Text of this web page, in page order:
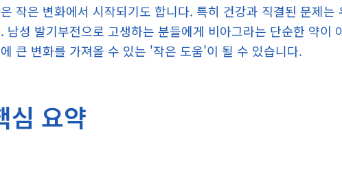
작은 변화에서 시작되기도 합니다. 특히 건강과 직결된 문제
남성 발기부전으로 고생하는 분들에게 비아그라는 단순한 약이
큰 변화를 가져올 수 있는 '작은 도움'이 될 수 있습니다.
심 요약